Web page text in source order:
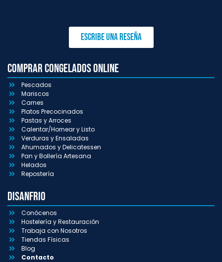
Escribe una reseña
Comprar congelados online
Pescados
Mariscos
Carnes
Platos Precocinados
Pastas y Arroces
Calentar/Hornear y Listo
Verduras y Ensaladas
Ahumados y Delicatessen
Pan y Bollería Artesana
Helados
Repostería
Disanfrio
Conócenos
Hostelería y Restauración
Trabaja con Nosotros
Tiendas Físicas
Blog
Contacto